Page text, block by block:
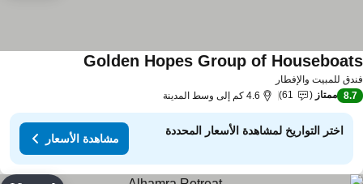
للمبيت والإفطار
Golden Hopes Group of
8.7 ممتاز 61 4.6 كم إلى وسط المدينة
اختر التواريخ لمشاهدة الأسعار المحددة
مشاهدة الأسعار